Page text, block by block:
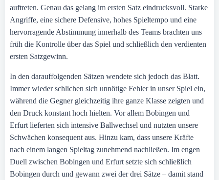
auftreten. Genau das gelang im ersten Satz eindrucksvoll. Starke
Angriffe, eine sichere Defensive, hohes Spieltempo und eine
hervorragende Abstimmung innerhalb des Teams brachten uns
früh die Kontrolle über das Spiel und schließlich den verdienten
ersten Satzgewinn.
In den darauffolgenden Sätzen wendete sich jedoch das Blatt.
Immer wieder schlichen sich unnötige Fehler in unser Spiel ein,
während die Gegner gleichzeitig ihre ganze Klasse zeigten und
den Druck konstant hoch hielten. Vor allem Bobingen und
Erfurt lieferten sich intensive Ballwechsel und nutzten unsere
Schwächen konsequent aus. Hinzu kam, dass unsere Kräfte
nach einem langen Spieltag zunehmend nachließen. Im engen
Duell zwischen Bobingen und Erfurt setzte sich schließlich
Bobingen durch und gewann zwei der drei Sätze – damit stand